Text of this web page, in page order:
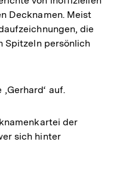
Decknamen. Meist
die
Spitzeln persönlich
auf.
der
sich hinter